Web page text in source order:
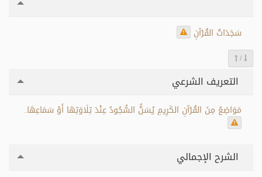
سَجَدَاتُ القُرْآنِ
/
التعريف الشرعي
مَوَاضِعُ مِنَ القُرْآنِ الكَرِيمِ يُسَنُّ السُّجُودُ عِنْدَ تِلَاوَتِهَا أَوْ سَمَاعِهَا.
الشرح الإجمالي